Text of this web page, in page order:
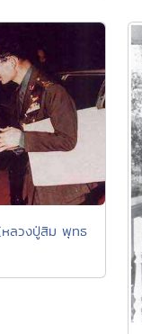
ลวงปู่สิม พุทธ